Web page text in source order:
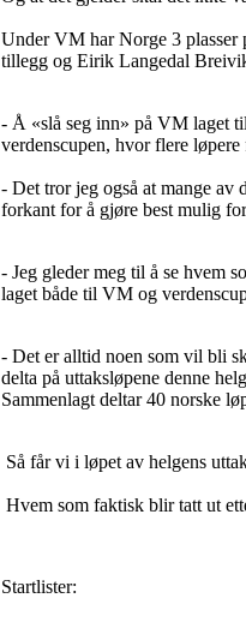
Under VM har Norge 3 plasser
tillegg og Eirik Langedal
- Å «slå seg inn» på VM laget
verdenscupen, hvor flere løpere
- Det tror jeg også at mange av
forkant for å gjøre best mulig
- Jeg gleder meg til å se hvem
laget både til VM og
- Det er alltid noen som vil bli
delta på uttaksløpene denne
Sammenlagt deltar 40 norske
Så får vi i løpet av helgens
Hvem som faktisk blir tatt ut
Startlister: